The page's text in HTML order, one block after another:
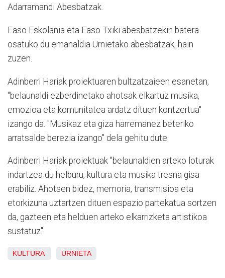
Adarramandi Abesbatzak.
Easo Eskolania eta Easo Txiki abesbatzekin batera
osatuko du emanaldia Urnietako abesbatzak, hain
zuzen.
Adinberri Hariak proiektuaren bultzatzaieen esanetan,
"belaunaldi ezberdinetako ahotsak elkartuz musika,
emozioa eta komunitatea ardatz dituen kontzertua"
izango da. "Musikaz eta giza harremanez beteriko
arratsalde berezia izango" dela gehitu dute.
Adinberri Hariak proiektuak "belaunaldien arteko loturak
indartzea du helburu, kultura eta musika tresna gisa
erabiliz. Ahotsen bidez, memoria, transmisioa eta
etorkizuna uztartzen dituen espazio partekatua sortzen
da, gazteen eta helduen arteko elkarrizketa artistikoa
sustatuz".
KULTURA URNIETA